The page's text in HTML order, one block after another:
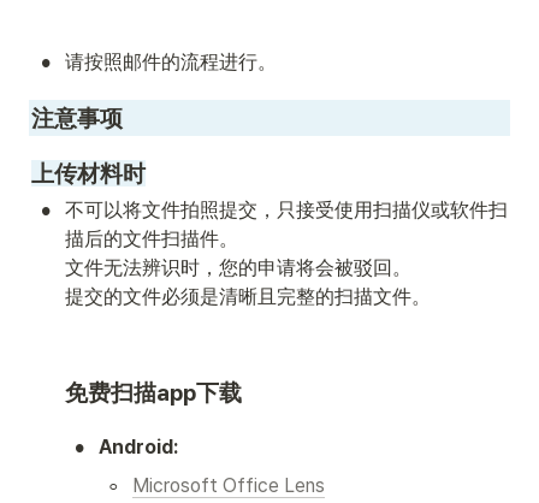
• 请按照邮件的流程进行。
注意事项
上传材料时
•
不可以将文件拍照提交，只接受使用扫描仪或软件扫
描后的文件扫描件。
文件无法辨识时，您的申请将会被驳回。
提交的文件必须是清晰且完整的扫描文件。
免费扫描app下载
• Android:
◦ Microsoft Office Lens